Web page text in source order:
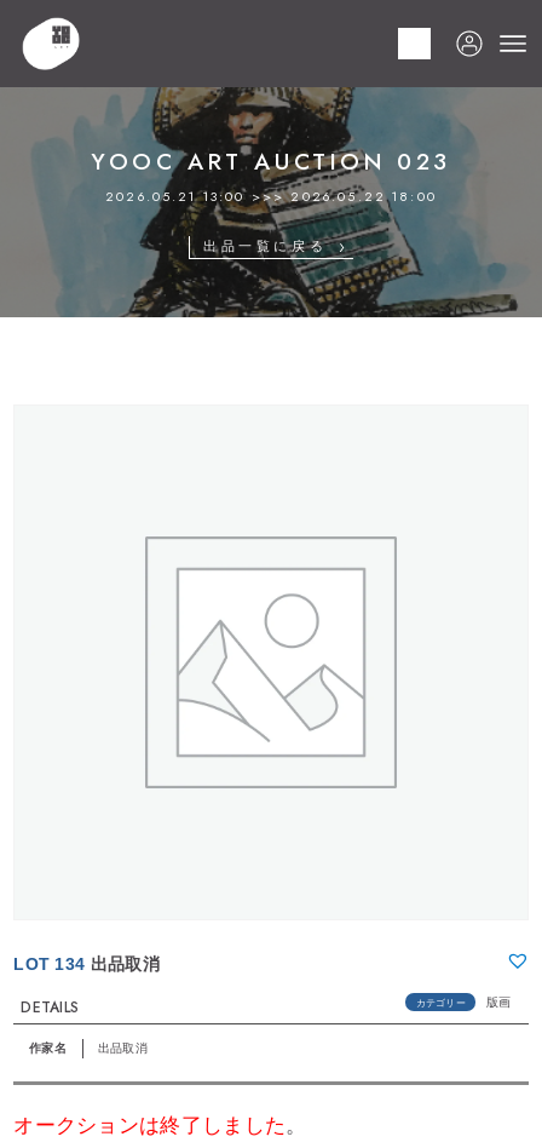
HOME
YOOC ART AUCTION 023
2026.05.21 13:00 >>> 2026.05.22 18:00
出品一覧に戻る
LOT 134 出品取消
DETAILS カテゴリー 版画
作家名 出品取消
オークションは終了しました。